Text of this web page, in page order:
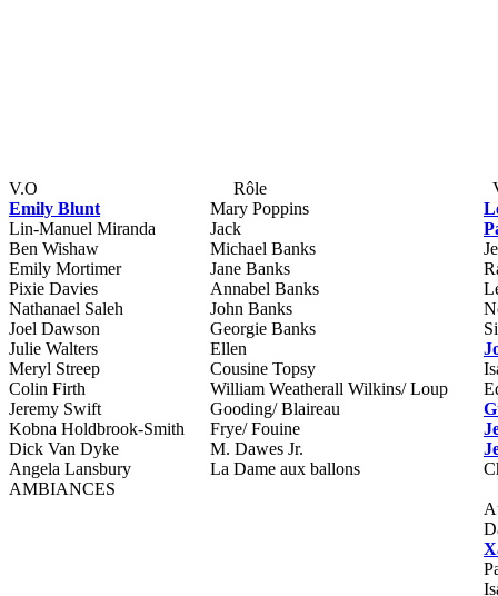
V.O Rôle
Emily Blunt
Mary Poppins
Lin-Manuel Miranda
Jack
Ben Wishaw
Michael Banks
Emily Mortimer
Jane Banks
Pixie Davies
Annabel Banks
Nathanael Saleh
John Banks
Joel Dawson
Georgie Banks
Julie Walters
Ellen
Meryl Streep
Cousine Topsy
Colin Firth
William Weatherall Wilkins/ Loup
Jeremy Swift
Gooding/ Blaireau
Kobna Holdbrook-Smith
Frye/ Fouine
Dick Van Dyke
M. Dawes Jr.
Angela Lansbury
La Dame aux ballons
AMBIANCES